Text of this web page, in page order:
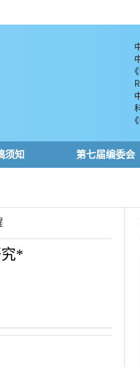
须知 第七届编委会
*